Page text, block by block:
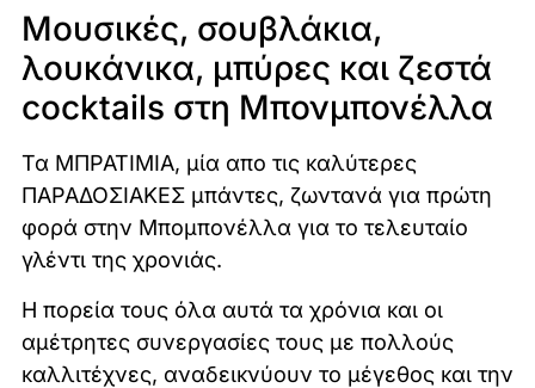
Μουσικές, σουβλάκια,
λουκάνικα, μπύρες και ζεστά
cocktails στη Μπονμπονέλλα
Τα ΜΠΡΑΤΙΜΙΑ, μία απο τις καλύτερες
ΠΑΡΑΔΟΣΙΑΚΕΣ μπάντες, ζωντανά για πρώτη
φορά στην Μπομπονέλλα για το τελευταίο
γλέντι της χρονιάς.
Η πορεία τους όλα αυτά τα χρόνια και οι
αμέτρητες συνεργασίες τους με πολλούς
καλλιτέχνες, αναδεικνύουν το μέγεθος και την